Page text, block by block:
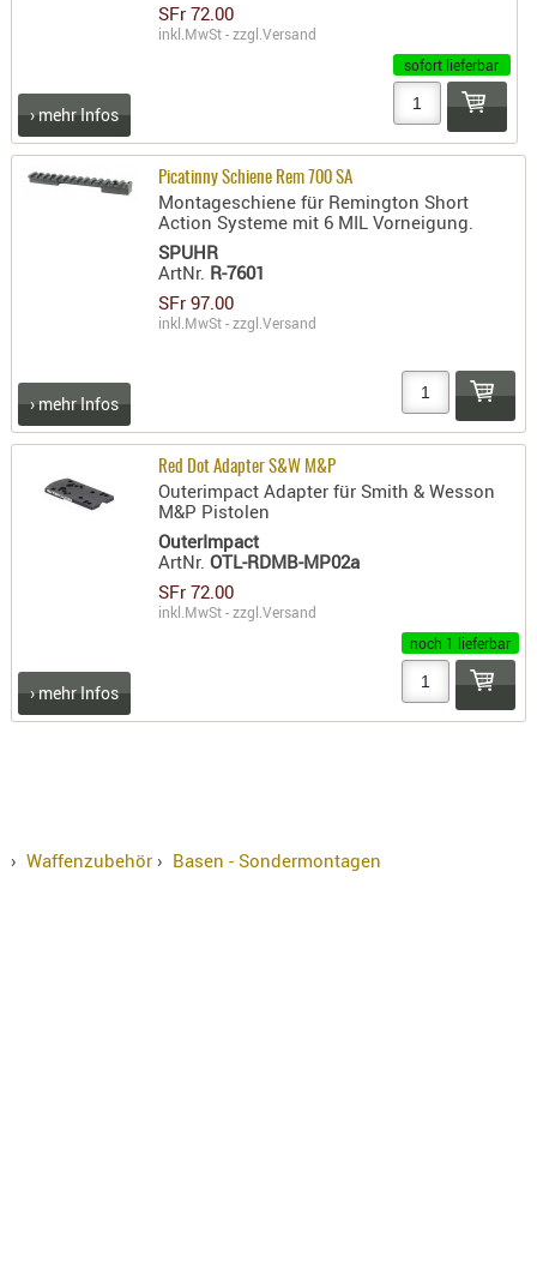
CHASSIS-
ZUBEHÖR
GRIFFE
MAGAZINE
SPUHR -
SFr 72.00
inkl.MwSt - zzgl.Versand
sofort lieferbar
› mehr Infos
Picatinny Schiene Rem 700 SA
Montageschiene für Remington Short
Action Systeme mit 6 MIL Vorneigung.
SPUHR
ArtNr. R-7601
SFr 97.00
inkl.MwSt - zzgl.Versand
› mehr Infos
Red Dot Adapter S&W M&P
Outerimpact Adapter für Smith & Wesson
M&P Pistolen
OuterImpact
ArtNr.OTL-RDMB-MP02a
SFr 72.00
inkl.MwSt - zzgl.Versand
noch 1 lieferbar
› mehr Infos
› Waffenzubehör› Basen - Sondermontagen